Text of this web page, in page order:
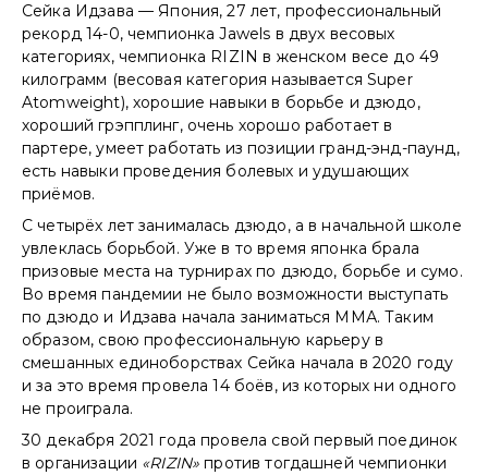
Сейка Идзава — Япония, 27 лет, профессиональный
рекорд 14-0, чемпионка Jawels в двух весовых
категориях, чемпионка RIZIN в женском весе до 49
килограмм (весовая категория называется Super
Atomweight), хорошие навыки в борьбе и дзюдо,
хороший грэпплинг, очень хорошо работает в
партере, умеет работать из позиции гранд-энд-паунд,
есть навыки проведения болевых и удушающих
приёмов.
С четырёх лет занималась дзюдо, а в начальной школе
увлеклась борьбой. Уже в то время японка брала
призовые места на турнирах по дзюдо, борьбе и сумо.
Во время пандемии не было возможности выступать
по дзюдо и Идзава начала заниматься ММА. Таким
образом, свою профессиональную карьеру в
смешанных единоборствах Сейка начала в 2020 году
и за это время провела 14 боёв, из которых ни одного
не проиграла.
30 декабря 2021 года провела свой первый поединок
в организации «RIZIN»против тогдашней чемпионки